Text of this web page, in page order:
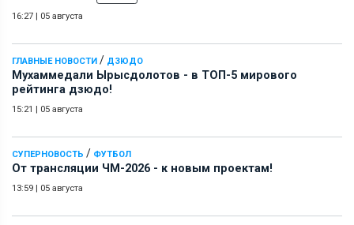
16:27 05 августа
ГЛАВНЫЕ НОВОСТИ / ДЗЮДО
Мухаммедали Ырысдолотов - в ТОП-5 мирового
рейтинга дзюдо!
15:21 05 августа
СУПЕРНОВОСТЬ / ФУТБОЛ
От трансляции ЧМ-2026 - к новым проектам!
13:59 05 августа